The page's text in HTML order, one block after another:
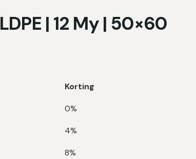
| 12 My | 50×60
Korting
0%
4%
8%